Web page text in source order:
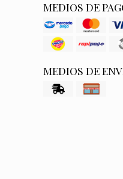
MEDIOS DE
MEDIOS DE